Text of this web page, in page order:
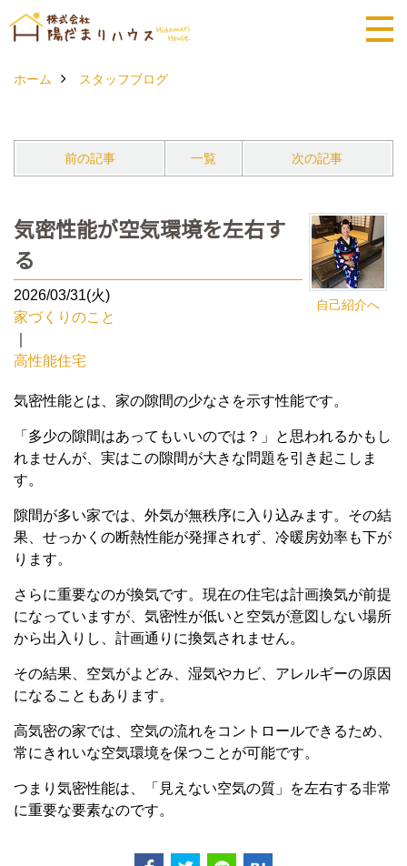
ホーム スタッフブログ
前の記事 一覧 次の記事
自己紹介へ
気密性能が空気環境を左右す
る
2026/03/31(火)
家づくりのこと
高性能住宅
気密性能とは、家の隙間の少なさを示す性能です。
「多少の隙間はあってもいいのでは？」と思われるかもし
れませんが、実はこの隙間が大きな問題を引き起こしま
す。
隙間が多い家では、外気が無秩序に入り込みます。その結
果、せっかくの断熱性能が発揮されず、冷暖房効率も下が
ります。
さらに重要なのが換気です。現在の住宅は計画換気が前提
になっていますが、気密性が低いと空気が意図しない場所
から出入りし、計画通りに換気されません。
その結果、空気がよどみ、湿気やカビ、アレルギーの原因
になることもあります。
高気密の家では、空気の流れをコントロールできるため、
常にきれいな空気環境を保つことが可能です。
つまり気密性能は、「見えない空気の質」を左右する非常
に重要な要素なのです。